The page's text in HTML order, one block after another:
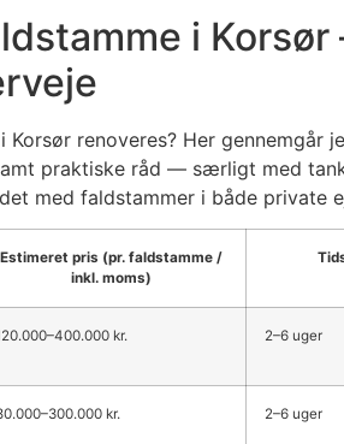
i
Korsør renoveres? Her
praktiske råd — særligt med
med faldstammer i både
Estimeret pris (pr. faldstamme /
inkl. moms)
kr. 2–6 uger
kr. 2–6 uger